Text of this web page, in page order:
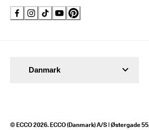
© ECCO 2026. ECCO (Danmark) A/S | Østergade
Danmark